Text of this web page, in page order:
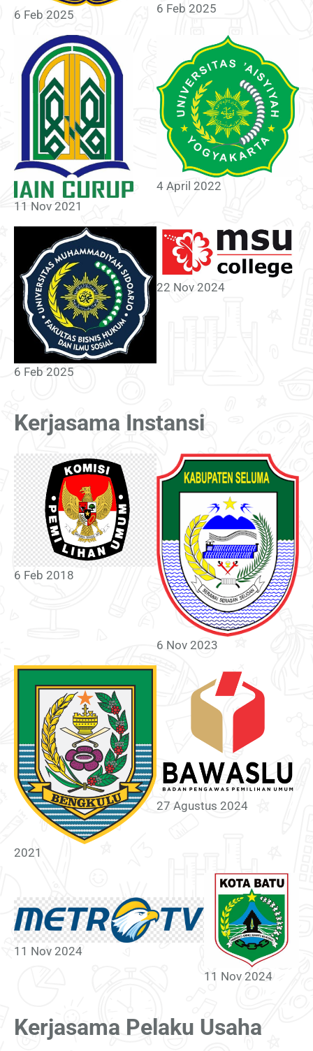
6 Feb 2025 6 Feb 2025
11 Nov 2021
4 April 2022
6 Feb 2025
22 Nov 2024
Kerjasama Instansi
6 Feb 2018
6 Nov 2023
2021
27 Agustus 2024
11 Nov 2024
11 Nov 2024
Kerjasama Pelaku Usaha